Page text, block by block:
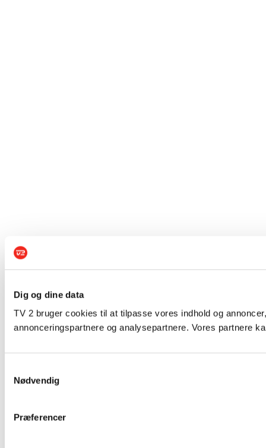
Dig og dine data
TV 2 bruger cookies til at tilpasse vores indhold og
annonceringspartnere og analysepartnere. Vores partnere
Nødvendig
Præferencer